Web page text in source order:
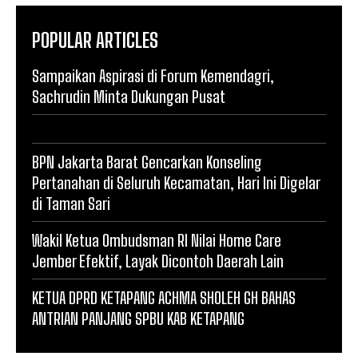
POPULAR ARTICLES
Sampaikan Aspirasi di Forum Kemendagri,
Sachrudin Minta Dukungan Pusat
BPN Jakarta Barat Gencarkan Konseling
Pertanahan di Seluruh Kecamatan, Hari Ini Digelar
di Taman Sari
Wakil Ketua Ombudsman RI Nilai Home Care
Jember Efektif, Layak Dicontoh Daerah Lain
KETUA DPRD KETAPANG ACHMA SHOLEH GH BAHAS
ANTRIAN PANJANG SPBU KAB KETAPANG